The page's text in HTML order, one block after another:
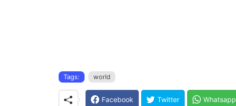
Tags: world
Facebook Twitter Whatsapp